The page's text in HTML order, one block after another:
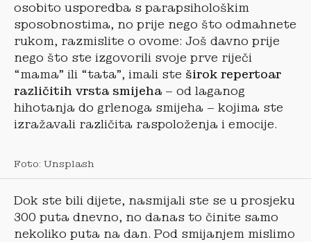
osobito usporedba s parapsihološkim
sposobnostima, no prije nego što odmahnete
rukom, razmislite o ovome: Još davno prije
nego što ste izgovorili svoje prve riječi
“mama” ili “tata”, imali ste širok repertoar
različitih vrsta smijeha – od laganog
hihotanja do grlenoga smijeha – kojima ste
izražavali različita raspoloženja i emocije.
Foto: Unsplash
Dok ste bili dijete, nasmijali ste se u prosjeku
300 puta dnevno, no danas to činite samo
nekoliko puta na dan. Pod smijanjem mislimo